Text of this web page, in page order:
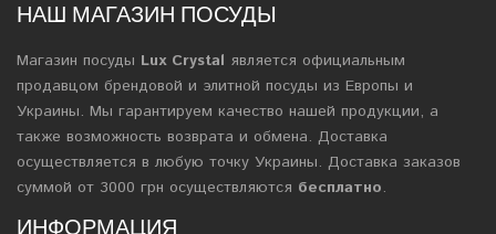
НАШ МАГАЗИН ПОСУДЫ
Магазин посуды Lux Crystal является официальным
продавцом брендовой и элитной посуды из Европы и
Украины. Мы гарантируем качество нашей продукции, а
также возможность возврата и обмена. Доставка
осуществляется в любую точку Украины. Доставка заказов
суммой от 3000 грн осуществляются бесплатно.
ИНФОРМАЦИЯ